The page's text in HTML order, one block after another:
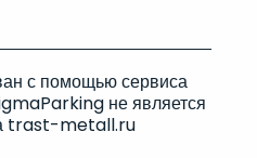
с помощью сервиса
не является
trast-metall.ru